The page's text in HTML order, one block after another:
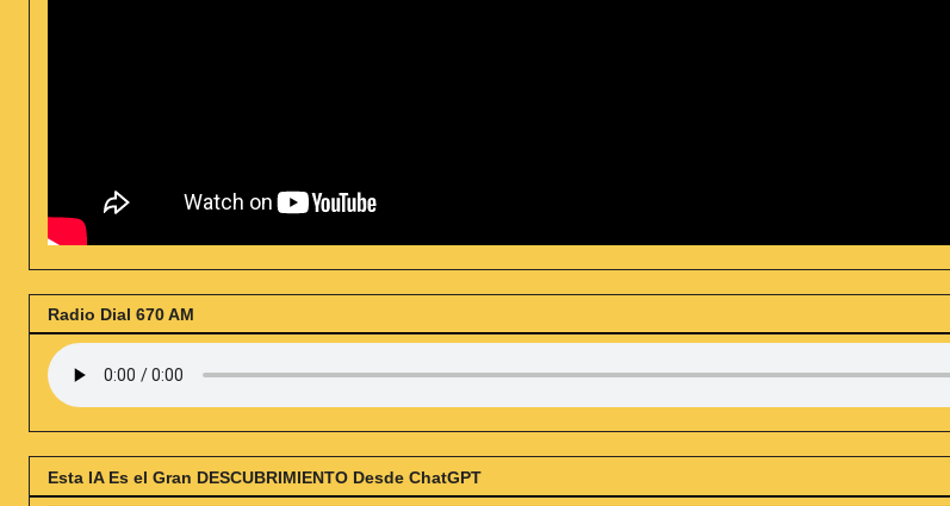
Radio Dial 670 AM
Esta IA Es el Gran DESCUBRIMIENTO Desde ChatGPT